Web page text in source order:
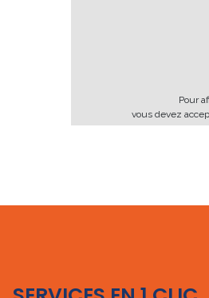
Pour
vous devez